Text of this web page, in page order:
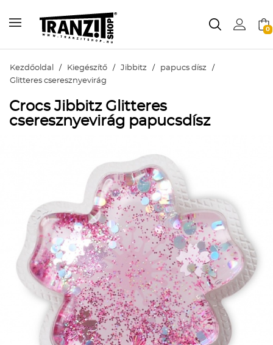
0
Kezdőoldal / Kiegészítő / Jibbitz / papucs dísz /
Glitteres cseresznyevirág
Crocs Jibbitz Glitteres
cseresznyevirág papucsdísz